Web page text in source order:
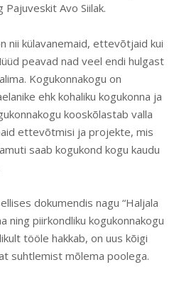
Pajuveskit Avo Siilak.
nii külavanemaid, ettevõtjaid kui
peavad nad veel endi hulgast
Kogukonnakogu on
ehk kohaliku kogukonna ja
kooskõlastab valla
ettevõtmisi ja projekte, mis
saab kogukond kogu kaudu
dokumendis nagu “Haljala
ning piirkondliku kogukonnakogu
tööle hakkab, on uus kõigi
suhtlemist mõlema poolega.